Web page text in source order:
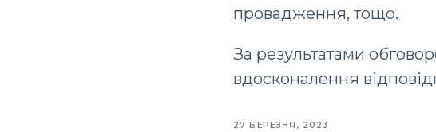
провадження, тощо.
За результатами
вдосконалення
27 БЕРЕЗНЯ, 2023